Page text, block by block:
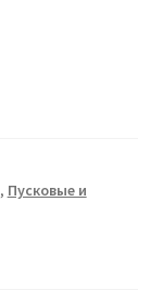
, Пусковые и